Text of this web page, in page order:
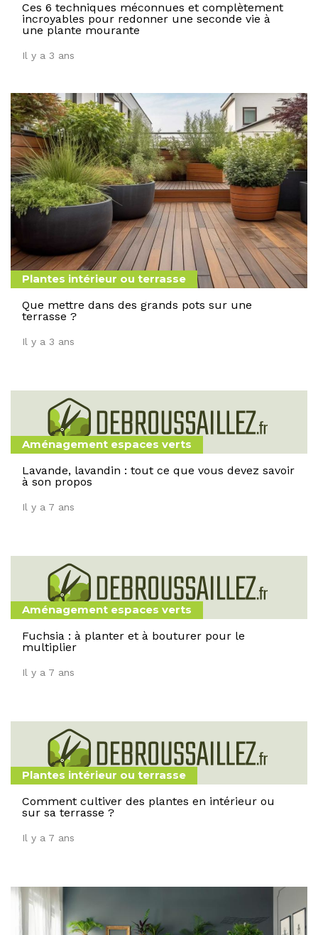
Ces 6 techniques méconnues et complètement
incroyables pour redonner une seconde vie à
une plante mourante
Il y a 3 ans
Plantes intérieur ou terrasse
Que mettre dans des grands pots sur une
terrasse ?
Il y a 3 ans
Aménagement espaces verts
Lavande, lavandin : tout ce que vous devez savoir
à son propos
Il y a 7 ans
Aménagement espaces verts
Fuchsia : à planter et à bouturer pour le
multiplier
Il y a 7 ans
Plantes intérieur ou terrasse
Comment cultiver des plantes en intérieur ou
sur sa terrasse ?
Il y a 7 ans